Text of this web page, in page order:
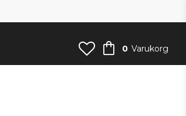
0 Varukorg